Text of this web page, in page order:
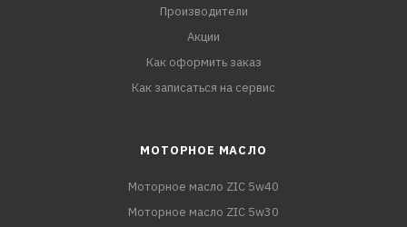
Производители
Акции
Как оформить заказ
Как записаться на сервис
МОТОРНОЕ МАСЛО
Моторное масло ZIC 5w40
Моторное масло ZIC 5w30